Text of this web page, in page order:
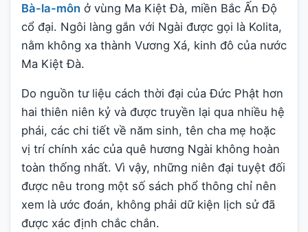
Bà-la-môn ở vùng Ma Kiệt Đà, miền Bắc Ấn Độ
cổ đại. Ngôi làng gắn với Ngài được gọi là Kolita,
nằm không xa thành Vương Xá, kinh đô của nước
Ma Kiệt Đà.
Do nguồn tư liệu cách thời đại của Đức Phật hơn
hai thiên niên kỷ và được truyền lại qua nhiều hệ
phái, các chi tiết về năm sinh, tên cha mẹ hoặc
vị trí chính xác của quê hương Ngài không hoàn
toàn thống nhất. Vì vậy, những niên đại tuyệt đối
được nêu trong một số sách phổ thông chỉ nên
xem là ước đoán, không phải dữ kiện lịch sử đã
được xác định chắc chắn.